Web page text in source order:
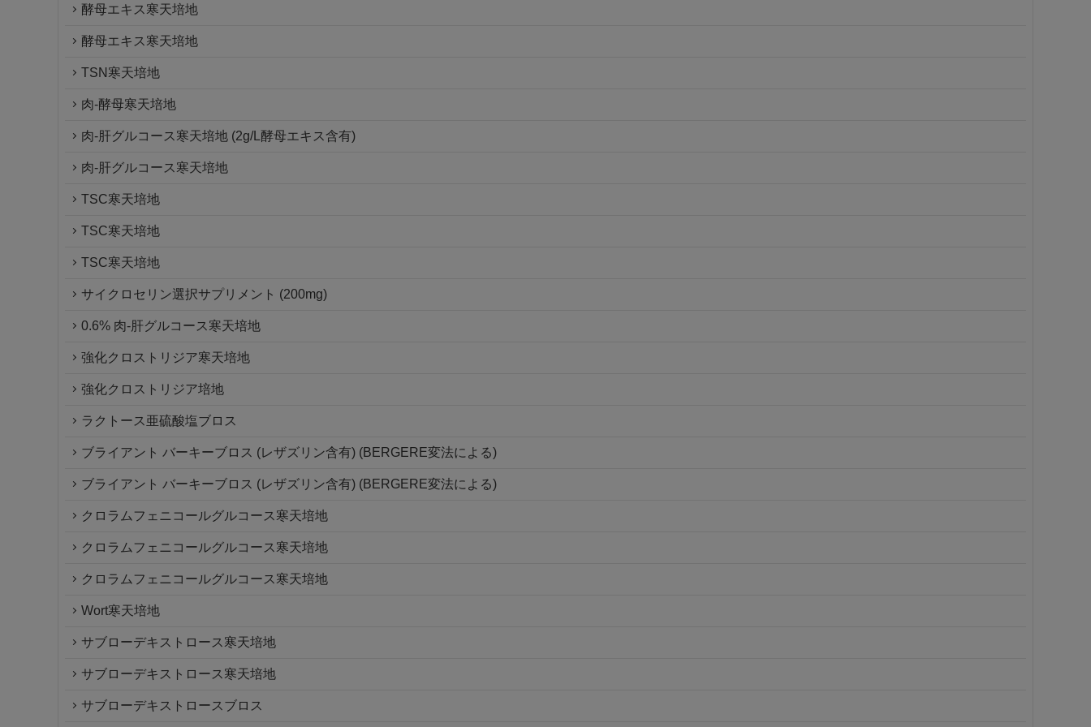
酵母エキス寒天培地
酵母エキス寒天培地
TSN寒天培地
肉-酵母寒天培地
肉-肝グルコース寒天培地 (2g/L酵母エキス含有)
肉-肝グルコース寒天培地
TSC寒天培地
TSC寒天培地
TSC寒天培地
サイクロセリン選択サプリメント (200mg)
0.6% 肉-肝グルコース寒天培地
強化クロストリジア寒天培地
強化クロストリジア培地
ラクトース亜硫酸塩ブロス
ブライアント バーキーブロス (レザズリン含有) (BERGERE変法による)
ブライアント バーキーブロス (レザズリン含有) (BERGERE変法による)
クロラムフェニコールグルコース寒天培地
クロラムフェニコールグルコース寒天培地
クロラムフェニコールグルコース寒天培地
Wort寒天培地
サブローデキストロース寒天培地
サブローデキストロース寒天培地
サブローデキストロースブロス